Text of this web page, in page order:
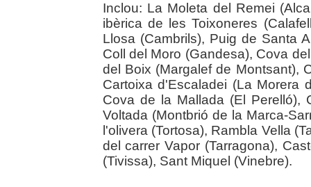
Inclou: La Moleta del Remei
ibèrica de les Toixoneres
Llosa (Cambrils), Puig de Santa
Coll del Moro (Gandesa), Cova
del Boix (Margalef de Montsant),
Cartoixa d'Escaladei (La Morera
Cova de la Mallada (El Perelló),
Voltada (Montbrió de la Marca-
l'olivera (Tortosa), Rambla Vella
del carrer Vapor (Tarragona),
(Tivissa), Sant Miquel (Vinebre).